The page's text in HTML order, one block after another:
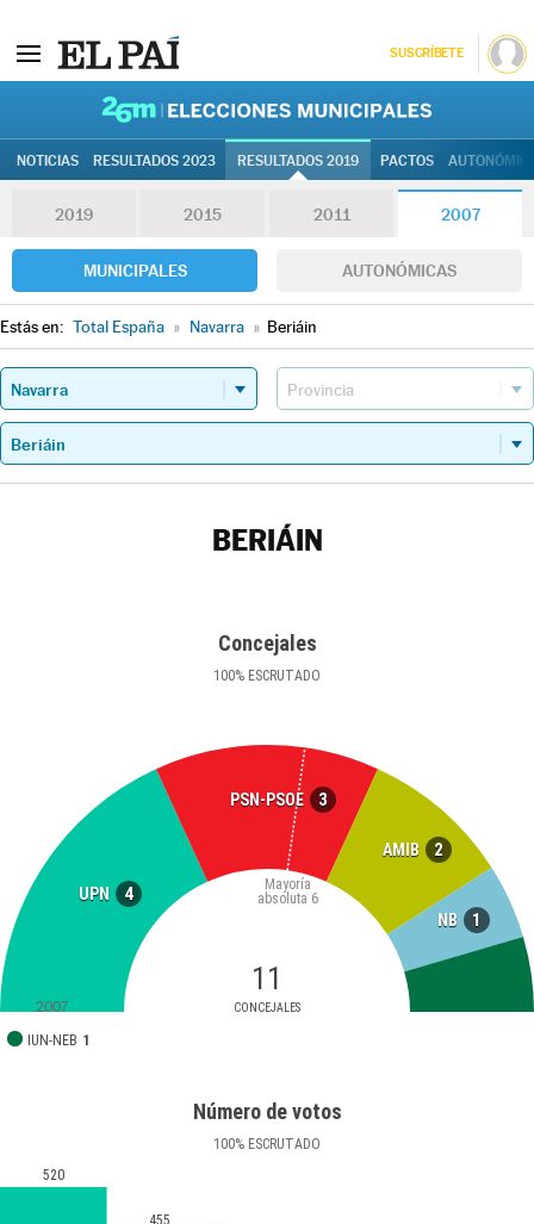
SUSCRÍBETE
NOTICIAS RESULTADOS 2023 RESULTADOS 2019 PACTOS
2019 2015 2011 2007
MUNICIPALES AUTONÓMICAS
Estás en: Total España » Navarra » Beriáin
BERIÁIN
Concejales
100% ESCRUTADO
UPN 4
PSN-PSOE 3
AMIB 2
NB 1
11
CONCEJALES
Mayoría
absoluta 6
IUN-NEB 1
2007
Número de votos
100% ESCRUTADO
520
455